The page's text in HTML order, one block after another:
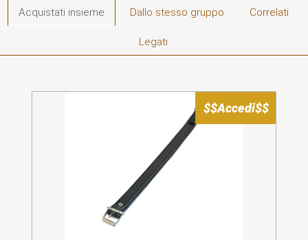
Acquistati insieme Dallo stesso gruppo Correlati
Legati
$$Accedi$$